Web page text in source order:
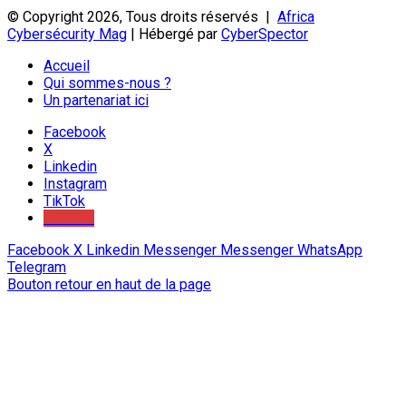
© Copyright 2026, Tous droits réservés | Africa
Cybersécurity Mag | Hébergé par CyberSpector
Accueil
Qui sommes-nous ?
Un partenariat ici
Facebook
X
Linkedin
Instagram
TikTok
Facebook X Linkedin Messenger Messenger WhatsApp
Telegram
Bouton retour en haut de la page